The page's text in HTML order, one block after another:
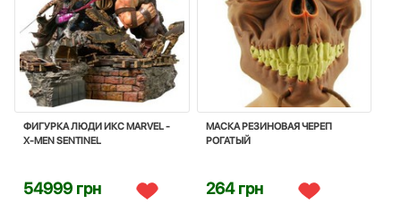
ФИГУРКА ЛЮДИ ИКС MARVEL -
X-MEN SENTINEL
54999 грн
МАСКА РЕЗИНОВАЯ ЧЕРЕП
РОГАТЫЙ
264 грн